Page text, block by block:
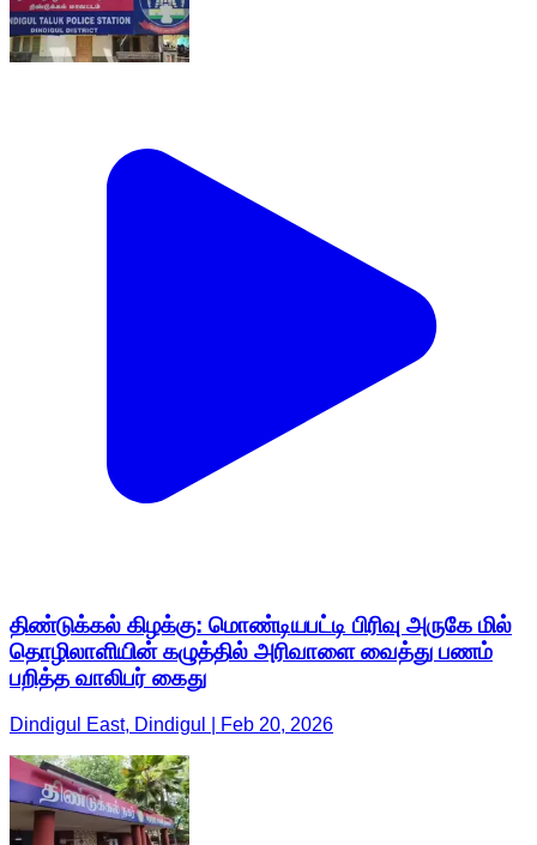
திண்டுக்கல் கிழக்கு: மொண்டியபட்டி பிரிவு அருகே மில்
தொழிலாளியின் கழுத்தில் அரிவாளை வைத்து பணம்
பறித்த வாலிபர் கைது
Dindigul East, Dindigul | Feb 20, 2026